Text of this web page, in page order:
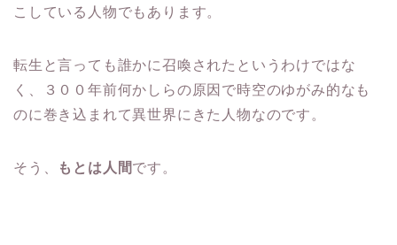
こしている人物でもあります。
転生と言っても誰かに召喚されたというわけではな
く、３００年前何かしらの原因で時空のゆがみ的なも
のに巻き込まれて異世界にきた人物なのです。
そう、 もとは人間です。